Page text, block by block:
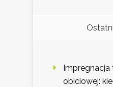
Impregnacja
obiciowej: